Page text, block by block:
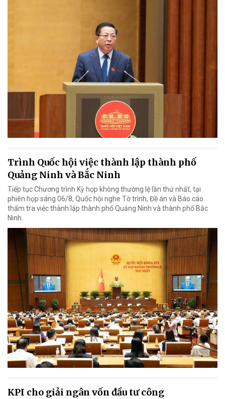
Trình Quốc hội việc thành lập thành phố
Quảng Ninh và Bắc Ninh
Tiếp tục Chương trình Kỳ họp không thường lệ lần thứ nhất, tại
phiên họp sáng 06/8, Quốc hội nghe Tờ trình, Đề án và Báo cáo
thẩm tra việc thành lập thành phố Quảng Ninh và thành phố Bắc
Ninh.
KPI cho giải ngân vốn đầu tư công